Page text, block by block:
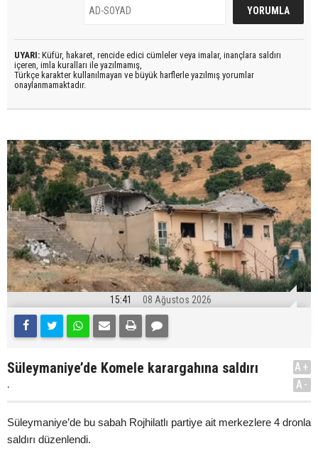
UYARI: Küfür, hakaret, rencide edici cümleler veya imalar, inançlara saldırı
içeren, imla kuralları ile yazılmamış,
Türkçe karakter kullanılmayan ve büyük harflerle yazılmış yorumlar
onaylanmamaktadır.
15:41 08 Ağustos 2026
Süleymaniye’de Komele karargahına saldırı
.
A+
A-
Süleymaniye’de bu sabah Rojhilatlı partiye ait merkezlere 4 dronla
saldırı düzenlendi.